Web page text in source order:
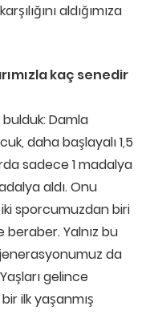
aldığımıza
kaç senedir
Damla
daha başlayalı 1,5
sadece 1 madalya
aldı. Onu
sporcumuzdan biri
beraber. Yalnız bu
da
gelince
ilk yaşanmış